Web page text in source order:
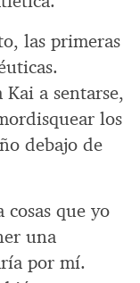
las primeras
a sentarse,
los
debajo de
que yo
una
por mí.